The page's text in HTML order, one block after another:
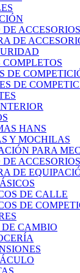
DE ACCESORIOS
DE
COMPLETOS
DE
DE
HANS
Y MOCHILAS
PARA
DE ACCESORIOS
DE
DE CALLE
DE
DE CAMBIO